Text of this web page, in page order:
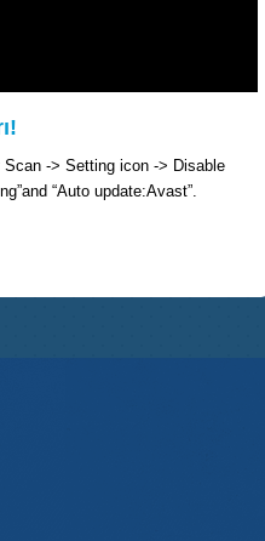
-> Setting icon -> Disable
“Auto update:Avast”.